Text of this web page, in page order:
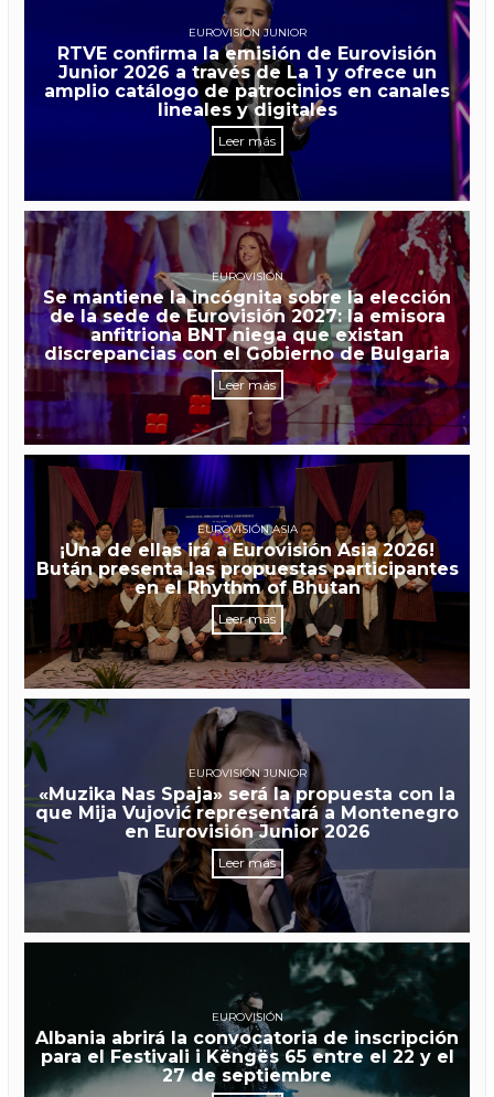
EUROVISIÓN JUNIOR
RTVE confirma la emisión de Eurovisión
Junior 2026 a través de La 1 y ofrece un
amplio catálogo de patrocinios en canales
lineales y digitales
Leer más
EUROVISIÓN
Se mantiene la incógnita sobre la elección
de la sede de Eurovisión 2027: la emisora
anfitriona BNT niega que existan
discrepancias con el Gobierno de Bulgaria
Leer más
EUROVISIÓN ASIA
¡Una de ellas irá a Eurovisión Asia 2026!
Bután presenta las propuestas participantes
en el Rhythm of Bhutan
Leer más
EUROVISIÓN JUNIOR
«Muzika Nas Spaja» será la propuesta con la
que Mija Vujović representará a Montenegro
en Eurovisión Junior 2026
Leer más
EUROVISIÓN
Albania abrirá la convocatoria de inscripción
para el Festivali i Këngës 65 entre el 22 y el
27 de septiembre